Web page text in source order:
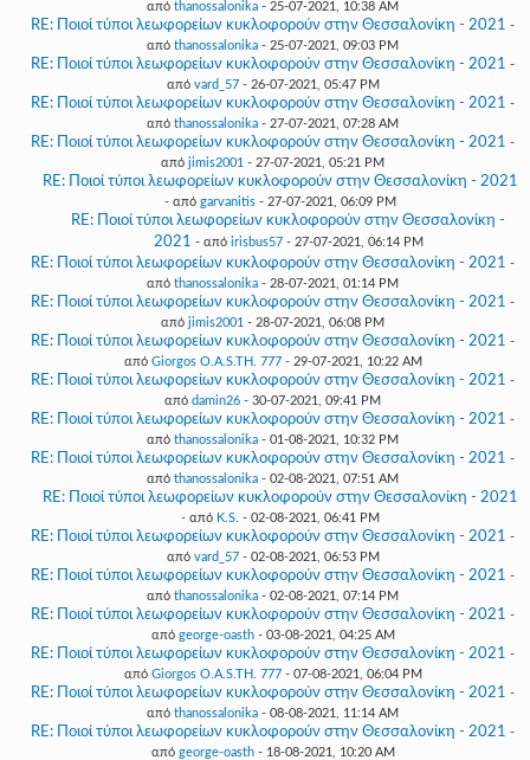
από thanossalonika - 25-07-2021, 10:38 AM
RE: Ποιοί τύποι λεωφορείων κυκλοφορούν στην Θεσσαλονίκη - 2021 -
από thanossalonika - 25-07-2021, 09:03 PM
RE: Ποιοί τύποι λεωφορείων κυκλοφορούν στην Θεσσαλονίκη - 2021 -
από vard_57- 26-07-2021, 05:47 PM
RE: Ποιοί τύποι λεωφορείων κυκλοφορούν στην Θεσσαλονίκη - 2021 -
από thanossalonika - 27-07-2021, 07:28 AM
RE: Ποιοί τύποι λεωφορείων κυκλοφορούν στην Θεσσαλονίκη - 2021 -
από jimis2001 - 27-07-2021, 05:21 PM
RE: Ποιοί τύποι λεωφορείων κυκλοφορούν στην Θεσσαλονίκη - 2021
- από garvanitis - 27-07-2021, 06:09 PM
RE: Ποιοί τύποι λεωφορείων κυκλοφορούν στην Θεσσαλονίκη -
2021 - από irisbus57- 27-07-2021, 06:14 PM
RE: Ποιοί τύποι λεωφορείων κυκλοφορούν στην Θεσσαλονίκη - 2021 -
από thanossalonika - 28-07-2021, 01:14 PM
RE: Ποιοί τύποι λεωφορείων κυκλοφορούν στην Θεσσαλονίκη - 2021 -
από jimis2001 - 28-07-2021, 06:08 PM
RE: Ποιοί τύποι λεωφορείων κυκλοφορούν στην Θεσσαλονίκη - 2021 -
από Giorgos O.A.S.TH. 777- 29-07-2021, 10:22 AM
RE: Ποιοί τύποι λεωφορείων κυκλοφορούν στην Θεσσαλονίκη - 2021 -
από damin26 - 30-07-2021, 09:41 PM
RE: Ποιοί τύποι λεωφορείων κυκλοφορούν στην Θεσσαλονίκη - 2021 -
από thanossalonika - 01-08-2021, 10:32 PM
RE: Ποιοί τύποι λεωφορείων κυκλοφορούν στην Θεσσαλονίκη - 2021 -
από thanossalonika - 02-08-2021, 07:51 AM
RE: Ποιοί τύποι λεωφορείων κυκλοφορούν στην Θεσσαλονίκη - 2021
- από K.S. - 02-08-2021, 06:41 PM
RE: Ποιοί τύποι λεωφορείων κυκλοφορούν στην Θεσσαλονίκη - 2021 -
από vard_57- 02-08-2021, 06:53 PM
RE: Ποιοί τύποι λεωφορείων κυκλοφορούν στην Θεσσαλονίκη - 2021 -
από thanossalonika - 02-08-2021, 07:14 PM
RE: Ποιοί τύποι λεωφορείων κυκλοφορούν στην Θεσσαλονίκη - 2021 -
από george-oasth- 03-08-2021, 04:25 AM
RE: Ποιοί τύποι λεωφορείων κυκλοφορούν στην Θεσσαλονίκη - 2021 -
από Giorgos O.A.S.TH. 777- 07-08-2021, 06:04 PM
RE: Ποιοί τύποι λεωφορείων κυκλοφορούν στην Θεσσαλονίκη - 2021 -
από thanossalonika - 08-08-2021, 11:14 AM
RE: Ποιοί τύποι λεωφορείων κυκλοφορούν στην Θεσσαλονίκη - 2021 -
από george-oasth- 18-08-2021, 10:20 AM